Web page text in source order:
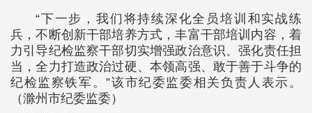
“下一步，我们将持续深化全员培训和实战练
兵，不断创新干部培养方式，丰富干部培训内容，着
力引导纪检监察干部切实增强政治意识、强化责任担
当，全力打造政治过硬、本领高强、敢于善于斗争的
纪检监察铁军。”该市纪委监委相关负责人表示。
（滁州市纪委监委）